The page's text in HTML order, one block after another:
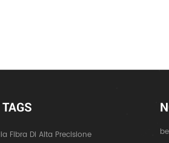
Fibra Di Alta Precisione